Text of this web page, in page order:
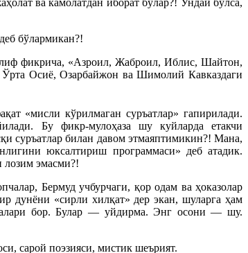
ва камолатдан иборат бўлар?! Ундай бўлса,
бўлармикан?!
фикрича, «Азроил, Жаброил, Иблис, Шайтон,
Ўрта Осиё, Озарбайжон ва Шимолий Кавказдаги
«мисли кўрилмаган суръатлар» гапирилади.
Бу фикр-мулоҳаза шу куйларда етакчи
суръатлар билан давом этмаяптимикин?! Мана,
юксалтириш программаси» деб атадик.
эмасми?!
Бермуд учбурчаги, қор одам ва ҳоказолар
дунёни «сирли хилқат» дер экан, шуларга ҳам
бор. Булар — уйдирма. Энг осони — шу.
сарой поэзияси, мистик шеърият.